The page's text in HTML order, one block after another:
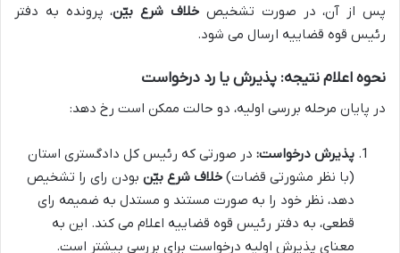
پس از آن، در صورت تشخیص خلاف شرع بیّن، پرونده به دفتر
رئیس قوه قضاییه ارسال می شود.
نحوه اعلام نتیجه: پذیرش یا رد درخواست
در پایان مرحله بررسی اولیه، دو حالت ممکن است رخ دهد:
پذیرش درخواست: در صورتی که رئیس کل دادگستری استان
(با نظر مشورتی قضات) خلاف شرع بیّن بودن رای را تشخیص
دهد، نظر خود را به صورت مستند و مستدل به ضمیمه رای
قطعی، به دفتر رئیس قوه قضاییه اعلام می کند. این به
معنای پذیرش اولیه درخواست برای بررسی بیشتر است.